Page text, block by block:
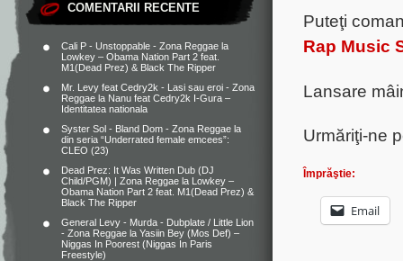
COMENTARII RECENTE
Cali P - Unstoppable - Zona Reggae la
Lowkey – Obama Nation Part 2 feat.
M1(Dead Prez) & Black The Ripper
Mr. Levy feat Cedry2k - Lasi sau eroi - Zona
Reggae la Nanu feat Cedry2k I-Gura –
Identitatea nationala
Syster Sol - Bland Dom - Zona Reggae la
din seria “Underrated female emcees”:
CLEO (23)
Dead Prez: It Was Written Dub (DJ
Child/PGM) | Zona Reggae la Lowkey –
Obama Nation Part 2 feat. M1(Dead Prez) &
Black The Ripper
General Levy - Murda - Dubplate / Little Lion
- Zona Reggae la Yasiin Bey (Mos Def) –
Niggas In Poorest (Niggas In Paris
Freestyle)
Puteţi
Rap Music
Lansare
Urmăriţi-ne
Împrăştie:
Email